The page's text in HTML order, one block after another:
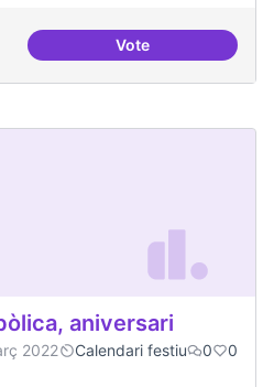
VoteConvivim a
aniversari
2022 Calendari festiu 0 0